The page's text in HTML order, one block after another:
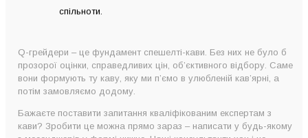
спільноти.
Q-грейдери – це фундамент спешелті-кави. Без них не було б
прозорої оцінки, справедливих цін, об’єктивного відбору. Саме
вони формують ту каву, яку ми п’ємо в улюбленій кав’ярні, а
потім замовляємо додому.
Бажаєте поставити запитання кваліфікованим експертам з
кави? Зробити це можна прямо зараз – написати у будь-якому